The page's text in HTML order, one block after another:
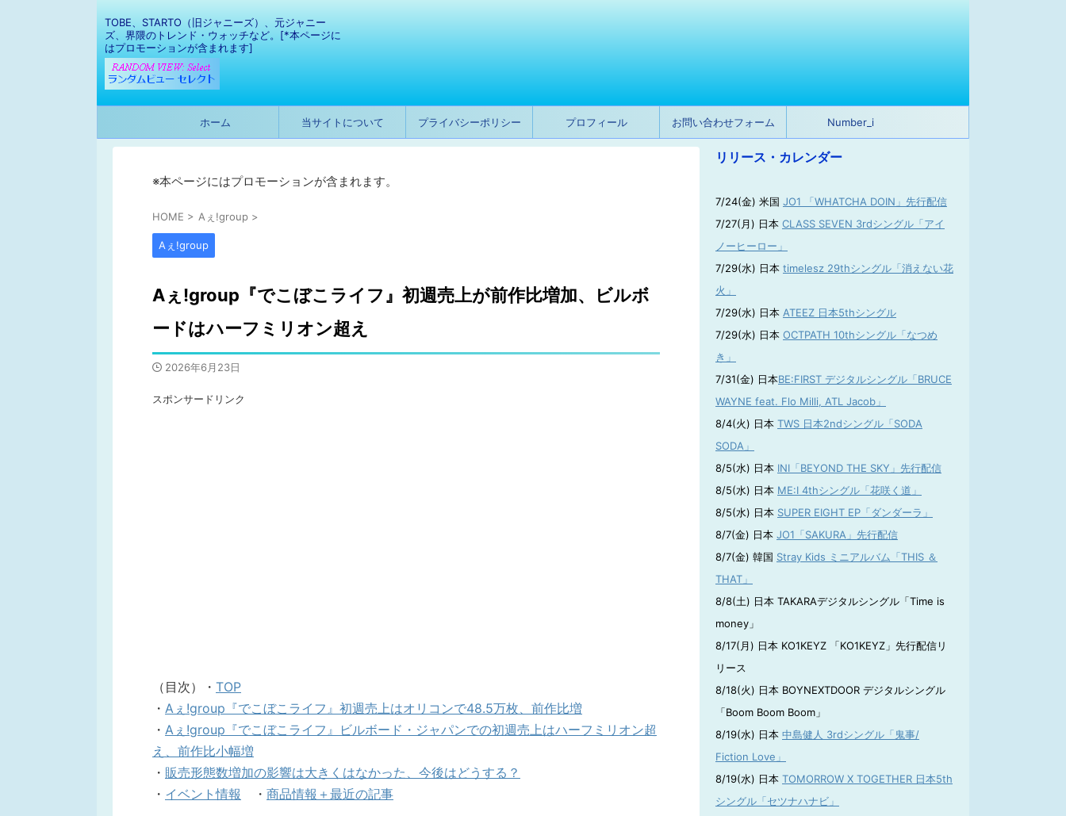
TOBE、STARTO（旧ジャニーズ）、元ジャニー
ズ、界隈のトレンド・ウォッチなど。[*本ページに
はプロモーションが含まれます]
ホーム 当サイトについて プライバシーポリシー プロフィール お問い合わせフォーム Number_i
※本ページにはプロモーションが含まれます。
HOME > Aぇ!group >
Aぇ!group
Aぇ!group『でこぼこライフ』初週売上が前作比増加、ビルボ
ードはハーフミリオン超え
2026年6月23日
スポンサードリンク
（目次）・ TOP
・ Aぇ!group『でこぼこライフ』初週売上はオリコンで48.5万枚、前作比増
・ Aぇ!group『でこぼこライフ』ビルボード・ジャパンでの初週売上はハーフミリオン超
え、前作比小幅増
・ 販売形態数増加の影響は大きくはなかった、今後はどうする？
・ イベント情報 ・ 商品情報＋最近の記事
リリース・カレンダー
7/24(金) 米国 JO1 「WHATCHA DOIN」先行配信
7/27(月) 日本 CLASS SEVEN 3rdシングル「アイ
ノーヒーロー」
7/29(水) 日本 timelesz 29thシングル「消えない花
火」
7/29(水) 日本 ATEEZ 日本5thシングル
7/29(水) 日本 OCTPATH 10thシングル「なつめ
き」
7/31(金) 日本BE:FIRST デジタルシングル「BRUCE
WAYNE feat. Flo Milli, ATL Jacob」
8/4(火) 日本 TWS 日本2ndシングル「SODA
SODA」
8/5(水) 日本 INI「BEYOND THE SKY」先行配信
8/5(水) 日本 ME:I 4thシングル「花咲く道」
8/5(水) 日本 SUPER EIGHT EP「ダンダーラ」
8/7(金) 日本 JO1「SAKURA」先行配信
8/7(金) 韓国 Stray Kids ミニアルバム「THIS ＆
THAT」
8/8(土) 日本 TAKARAデジタルシングル「Time is
money」
8/17(月) 日本 KO1KEYZ 「KO1KEYZ」先行配信リ
リース
8/18(火) 日本 BOYNEXTDOOR デジタルシングル
「Boom Boom Boom」
8/19(水) 日本 中島健人 3rdシングル「鬼事/
Fiction Love」
8/19(水) 日本 TOMORROW X TOGETHER 日本5th
シングル「セツナハナビ」